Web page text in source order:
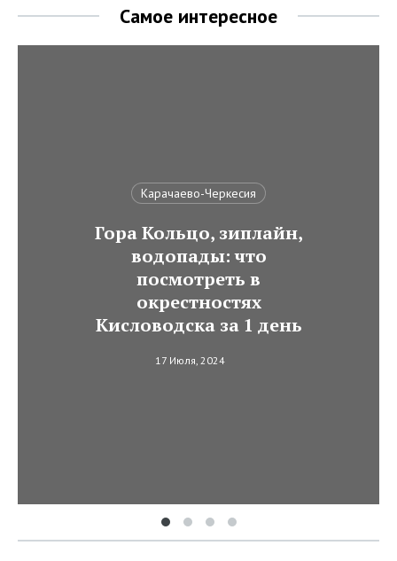
Самое интересное
Карачаево-Черкесия
Гора Кольцо, зиплайн,
водопады: что
посмотреть в
окрестностях
Кисловодска за 1 день
17 Июля, 2024